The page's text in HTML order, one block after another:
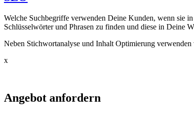
Welche Suchbegriffe verwenden Deine Kunden, wenn sie
Schlüsselwörter und Phrasen zu finden und diese in Deine
Neben Stichwortanalyse und Inhalt Optimierung
x
Angebot anfordern